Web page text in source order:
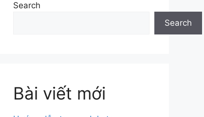
Search
Search
Bài viết mới